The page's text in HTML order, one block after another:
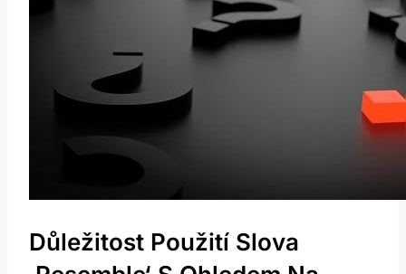
Důležitost Použití Slova